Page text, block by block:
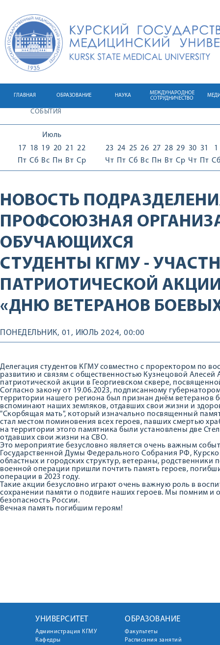
ГЛАВНАЯ ОБРАЗОВАНИЕ НАУКА
МЕЖДУНАРОДНОЕ
СОТРУДНИЧЕСТВО
СОБЫТИЯ
Июль
17
Пт
18
Сб
19
Вс
20
Пн
21
Вт
22
Ср
23
Чт
24
Пт
25
Сб
26
Вс
27
Пн
28
Вт
29
Ср
30
Чт
31
Пт
1
Сб
НОВОСТЬ
ПРОФСОЮЗНАЯ
ОБУЧАЮЩИХСЯ
СТУДЕНТЫ КГМУ -
ПАТРИОТИЧЕСКОЙ
«ДНЮ ВЕТЕРАНОВ
ПОНЕДЕЛЬНИК, 01, ИЮЛЬ 2024, 00:00
Делегация студентов КГМУ совместно с проректором по
развитию и связям с общественностью Кузнецовой Алесей
патриотической акции в Георгиевском сквере,
Согласно закону от 19.06.2023, подписанному
территории нашего региона был признан днём ветеранов
вспоминают наших земляков, отдавших свои жизни и
"Скорбящая мать", который изначально посвященный
стал местом поминовения всех героев, павших смертью
на территории этого памятника были установлены две
отдавших свои жизни на СВО.
Это мероприятие безусловно является очень важным
Государственной Думы Федерального Собрания РФ,
областных и городских структур, ветераны,
военной операции пришли почтить память героев,
операции в 2023 году.
Такие акции безусловно играют очень важную роль в
сохранении памяти о подвиге наших героев. Мы помним и о
безопасность России.
Вечная память погибшим героям!
УНИВЕРСИТЕТ
Администрация КГМУ
Кафедры
ОБРАЗОВАНИЕ
Факультеты
Расписания занятий